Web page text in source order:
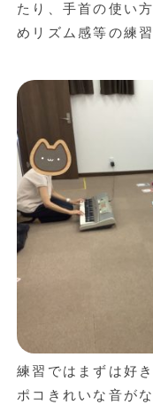
たり、手首の使い
めリズム感等の練
練習ではまずは好
ポコきれいな音が